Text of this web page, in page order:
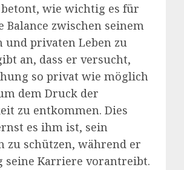
wie wichtig es für
Balance zwischen seinem
und privaten Leben zu
an, dass er versucht,
so privat wie möglich
dem Druck der
zu entkommen. Dies
es ihm ist, sein
zu schützen, während er
seine Karriere vorantreibt.